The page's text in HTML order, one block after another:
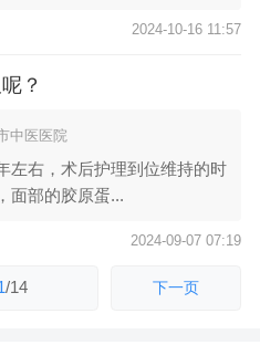
2024-10-16 11:57
？
中医医院
左右，术后护理到位维持的时
面部的胶原蛋...
2024-09-07 07:19
/14 下一页